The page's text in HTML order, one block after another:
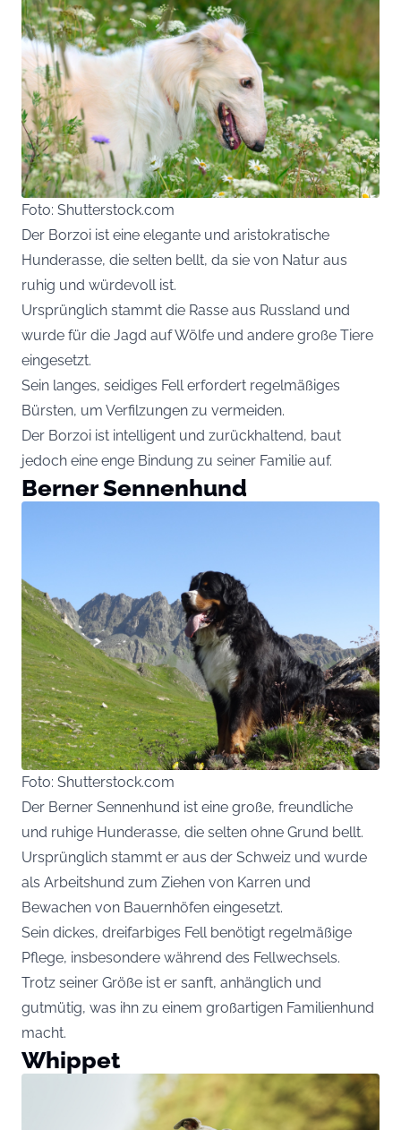
Foto: Shutterstock.com
Der Borzoi ist eine elegante und aristokratische
Hunderasse, die selten bellt, da sie von Natur aus
ruhig und würdevoll ist.
Ursprünglich stammt die Rasse aus Russland und
wurde für die Jagd auf Wölfe und andere große Tiere
eingesetzt.
Sein langes, seidiges Fell erfordert regelmäßiges
Bürsten, um Verfilzungen zu vermeiden.
Der Borzoi ist intelligent und zurückhaltend, baut
jedoch eine enge Bindung zu seiner Familie auf.
Berner Sennenhund
Foto: Shutterstock.com
Der Berner Sennenhund ist eine große, freundliche
und ruhige Hunderasse, die selten ohne Grund bellt.
Ursprünglich stammt er aus der Schweiz und wurde
als Arbeitshund zum Ziehen von Karren und
Bewachen von Bauernhöfen eingesetzt.
Sein dickes, dreifarbiges Fell benötigt regelmäßige
Pflege, insbesondere während des Fellwechsels.
Trotz seiner Größe ist er sanft, anhänglich und
gutmütig, was ihn zu einem großartigen Familienhund
macht.
Whippet